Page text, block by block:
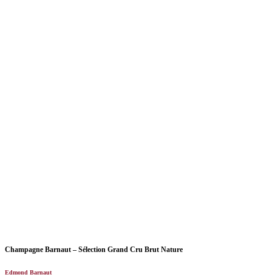
Champagne Barnaut – Sélection Grand Cru Brut Nature
Edmond Barnaut